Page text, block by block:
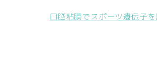
口腔粘膜でスポーツ遺伝子